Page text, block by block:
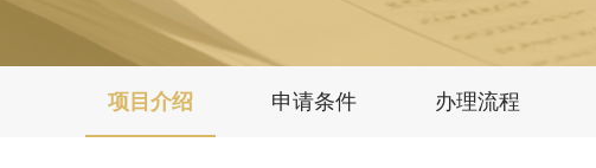
项目介绍 申请条件 办理流程